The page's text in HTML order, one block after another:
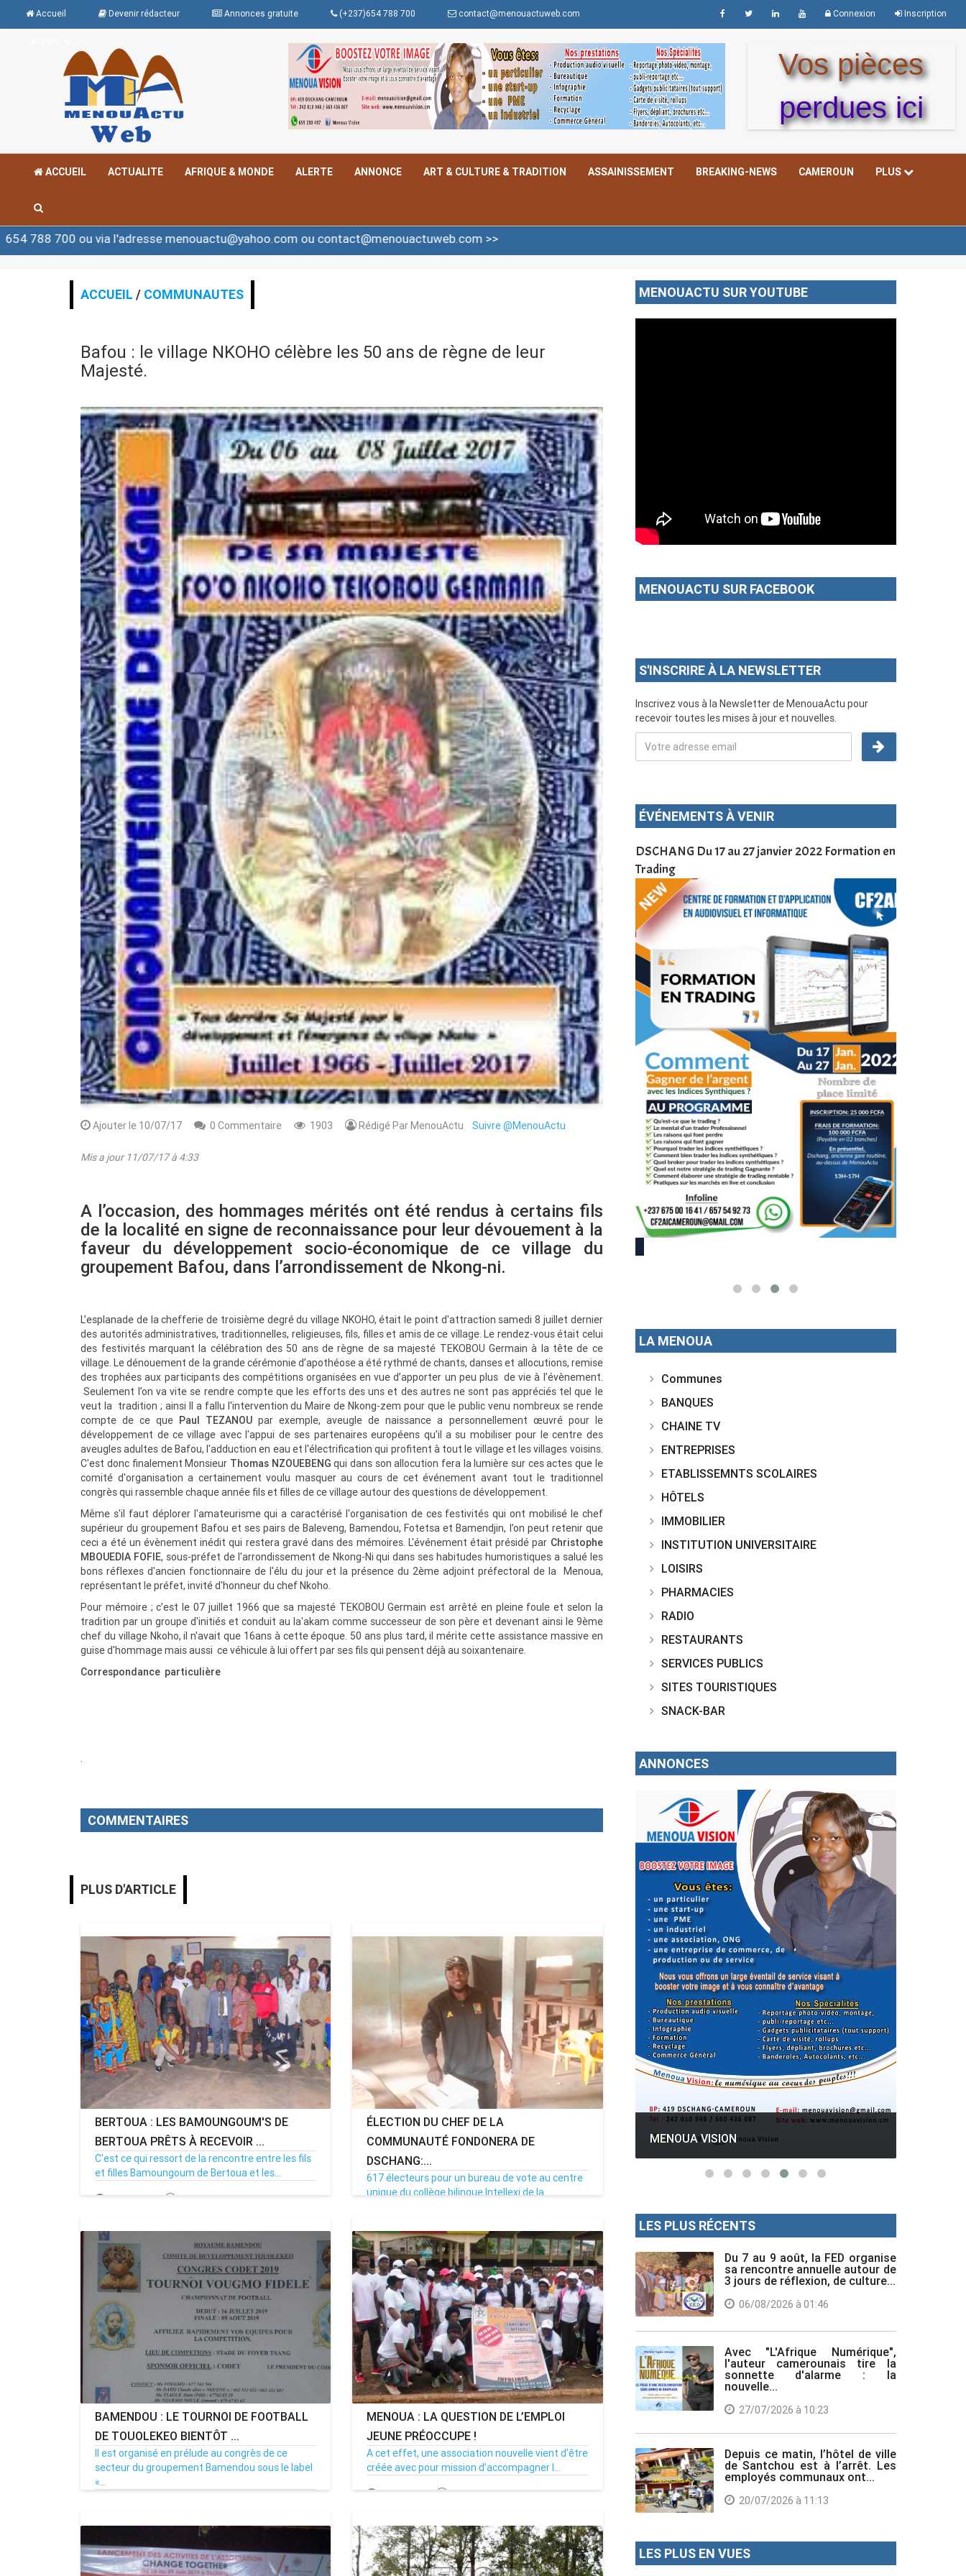
Accueil Devenir rédacteur Annonces gratuite (+237)654 788 700 contact@menouactuweb.com Connexion Inscription
Vos pièces
perdues ici
ACCUEIL ACTUALITE AFRIQUE & MONDE ALERTE ANNONCE ART & CULTURE & TRADITION ASSAINISSEMENT BREAKING-NEWS CAMEROUN PLUS
l'adresse menouactu@yahoo.com ou contact@menouactuweb.com >>
ACCUEIL / COMMUNAUTES
Bafou : le village NKOHO célèbre les 50 ans de règne de leur
Majesté.
Ajouter le 10/07/17 0 Commentaire 1903 Rédigé Par MenouActuSuivre @MenouActu
Mis a jour 11/07/17 à 4:33
A l’occasion, des hommages mérités ont été rendus à certains fils
de la localité en signe de reconnaissance pour leur dévouement à la
faveur du développement socio-économique de ce village du
groupement Bafou, dans l’arrondissement de Nkong-ni.
L’esplanade de la chefferie de troisième degré du village NKOHO, était le point d'attraction samedi 8 juillet dernier
des autorités administratives, traditionnelles, religieuses, fils, filles et amis de ce village. Le rendez-vous était celui
des festivités marquant la célébration des 50 ans de règne de sa majesté TEKOBOU Germain à la tête de ce
village. Le dénouement de la grande cérémonie d’apothéose a été rythmé de chants, danses et allocutions, remise
des trophées aux participants des compétitions organisées en vue d’apporter un peu plus de vie à l’évènement.
Seulement l’on va vite se rendre compte que les efforts des uns et des autres ne sont pas appréciés tel que le
veut la tradition ; ainsi Il a fallu l'intervention du Maire de Nkong-zem pour que le public venu nombreux se rende
compte de ce que Paul TEZANOUpar exemple, aveugle de naissance a personnellement œuvré pour le
développement de ce village avec l'appui de ses partenaires européens qu'il a su mobiliser pour le centre des
aveugles adultes de Bafou, l'adduction en eau et l'électrification qui profitent à tout le village et les villages voisins.
C'est donc finalement Monsieur Thomas NZOUEBENG qui dans son allocution fera la lumière sur ces actes que le
comité d'organisation a certainement voulu masquer au cours de cet événement avant tout le traditionnel
congrès qui rassemble chaque année fils et filles de ce village autour des questions de développement.
Même s'il faut déplorer l'amateurisme qui a caractérisé l'organisation de ces festivités qui ont mobilisé le chef
supérieur du groupement Bafou et ses pairs de Baleveng, Bamendou, Fotetsa et Bamendjin, l’on peut retenir que
ceci a été un évènement inédit qui restera gravé dans des mémoires. L'événement était présidé par Christophe
MBOUEDIA FOFIE, sous-préfet de l'arrondissement de Nkong-Ni qui dans ses habitudes humoristiques a salué les
bons réflexes d'ancien fonctionnaire de l'élu du jour et la présence du 2ème adjoint préfectoral de la Menoua,
représentant le préfet, invité d'honneur du chef Nkoho.
Pour mémoire ; c’est le 07 juillet 1966 que sa majesté TEKOBOU Germain est arrêté en pleine foule et selon la
tradition par un groupe d'initiés et conduit au la'akam comme successeur de son père et devenant ainsi le 9ème
chef du village Nkoho, il n'avait que 16ans à cette époque. 50 ans plus tard, il mérite cette assistance massive en
guise d'hommage mais aussi ce véhicule à lui offert par ses fils qui pensent déjà au soixantenaire.
Correspondance particulière
COMMENTAIRES
PLUS D'ARTICLE
BERTOUA : LES BAMOUNGOUM'S DE
BERTOUA PRÊTS À RECEVOIR ...
C'est ce qui ressort de la rencontre entre les fils
et filles Bamoungoum de Bertoua et les...
06/06/22 Par MenouActu 0
ÉLECTION DU CHEF DE LA
COMMUNAUTÉ FONDONERA DE
DSCHANG:...
617 électeurs pour un bureau de vote au centre
unique du collège bilingue Intellexi de la ...
BAMENDOU : LE TOURNOI DE FOOTBALL
DE TOUOLEKEO BIENTÔT ...
Il est organisé en prélude au congrès de ce
secteur du groupement Bamendou sous le label
«...
MENOUA : LA QUESTION DE L’EMPLOI
JEUNE PRÉOCCUPE !
A cet effet, une association nouvelle vient d’être
créée avec pour mission d’accompagner l...
29/06/19 Par MenouActu 0
MENOUACTU SUR YOUTUBE
MENOUACTU SUR FACEBOOK
S'INSCRIRE À LA NEWSLETTER
Inscrivez vous à la Newsletter de MenouaActu pour
recevoir toutes les mises à jour et nouvelles.
ÉVÉNEMENTS À VENIR
Rendez-vous le 10 Octobre avec GESPROS pour
une formation de qualité, un métier
Devenez infographiste professionnel en 10 jours
de formation pratique. Dschang du 17 au 27
janvier 2022
DSCHANG Du 17 au 27 janvier 2022 Formation en
Trading
Cameroun
LA MENOUA
Communes
BANQUES
CHAINE TV
ENTREPRISES
ETABLISSEMNTS SCOLAIRES
HÔTELS
IMMOBILIER
INSTITUTION UNIVERSITAIRE
LOISIRS
PHARMACIES
RADIO
RESTAURANTS
SERVICES PUBLICS
SITES TOURISTIQUES
SNACK-BAR
ANNONCES
MENOUACTU MENOUA VISION
GESPROS formation : La rentrée
académique ce 10 Octobre 2022.
LES PLUS RÉCENTS
Du 7 au 9 août, la FED organise
sa rencontre annuelle autour de
3 jours de réflexion, de culture...
06/08/2026 à 01:46
Avec "L'Afrique Numérique",
l'auteur camerounais tire la
sonnette d'alarme : la
nouvelle...
27/07/2026 à 10:23
Depuis ce matin, l’hôtel de ville
de Santchou est à l’arrêt. Les
employés communaux ont...
20/07/2026 à 11:13
LES PLUS EN VUES